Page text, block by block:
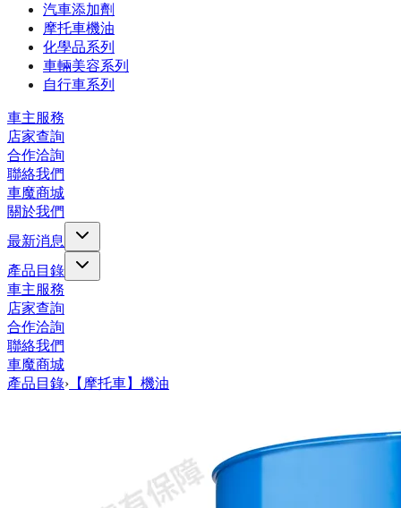
汽車添加劑
摩托車機油
化學品系列
車輛美容系列
自行車系列
車主服務
店家查詢
合作洽詢
聯絡我們
車魔商城
關於我們
最新消息
產品目錄
車主服務
店家查詢
合作洽詢
聯絡我們
車魔商城
產品目錄› 【摩托車】機油